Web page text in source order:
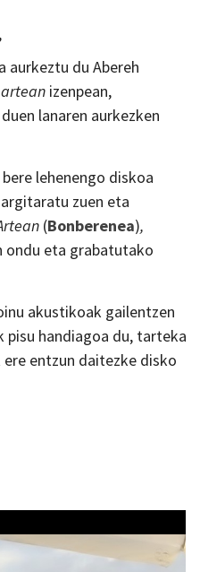
,
aurkeztu du Abereh
izenpean,
lanaren aurkezken
lehenengo diskoa
zuen eta
(Bonberenea),
ondu eta grabatutako
akustikoak gailentzen
pisu handiagoa du, tarteka
entzun daitezke disko